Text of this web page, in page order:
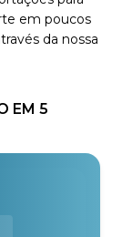
em poucos
da nossa
EM 5